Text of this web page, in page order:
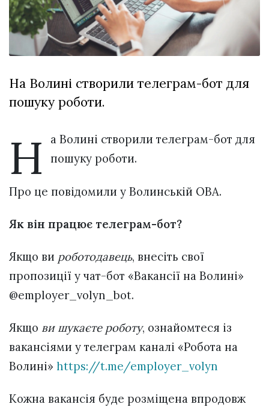
XIX
Спартакіада
VolWe...
29 Липня 2026
573 переглядів
Всі розділи
Персона
Лайф
ZONE 18+
Контакти
Політика конфіденційності
На Волині створили телеграм-бот для
пошуку роботи.
Н
а Волині створили телеграм-бот для
пошуку роботи.
Про це повідомили у Волинській ОВА.
Як він працює телеграм-бот?
Якщо ви роботодавець, внесіть свої
пропозиції у чат-бот «Вакансії на Волині»
@employer_volyn_bot.
Якщо ви шукаєте роботу, ознайомтеся із
вакансіями у телеграм каналі «Робота на
Волині» https://t.me/employer_volyn
Кожна вакансія буде розміщена впродовж